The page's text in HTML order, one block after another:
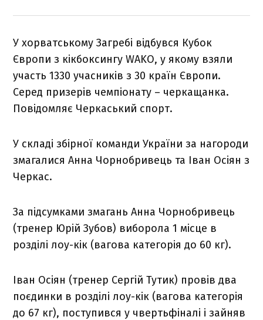
У хорватському Загребі відбувся Кубок
Європи з кікбоксингу WAKO, у якому взяли
участь 1330 учасників з 30 країн Європи.
Серед призерів чемпіонату – черкащанка.
Повідомляє Черкаський спорт.
У складі збірної команди України за нагороди
змагалися Анна Чорнобривець та Іван Осіян з
Черкас.
За підсумками змагань Анна Чорнобривець
(тренер Юрій Зубов) виборола 1 місце в
розділі лоу-кік (вагова категорія до 60 кг).
Іван Осіян (тренер Сергій Тутик) провів два
поєдинки в розділі лоу-кік (вагова категорія
до 67 кг), поступився у чвертьфіналі і зайняв